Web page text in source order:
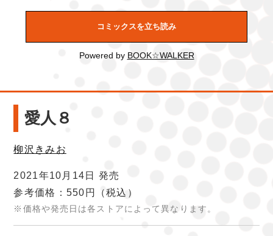
コミックスを立ち読み
Powered by BOOK☆WALKER
愛人８
柳沢きみお
2021年10月14日 発売
参考価格：550円
（税込）
※価格や発売日は各ストアによって異なります。